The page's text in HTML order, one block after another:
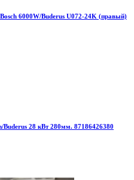
6000W/Buderus U072-24K (правый)
Buderus 28 кВт 280мм. 87186426380